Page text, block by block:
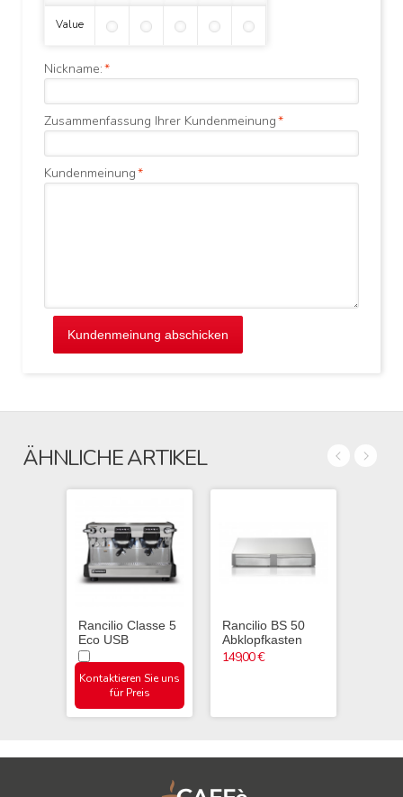
Value
*
Nickname:
*
Zusammenfassung Ihrer Kundenmeinung
*
Kundenmeinung
Kundenmeinung abschicken
ÄHNLICHE ARTIKEL
Rancilio Classe 5
Eco USB
Kontaktieren Sie uns
für Preis
Rancilio BS 50
Abklopfkasten
149,00 €